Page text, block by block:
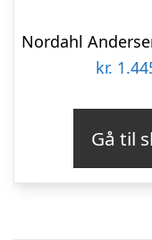
kr.
Gå til